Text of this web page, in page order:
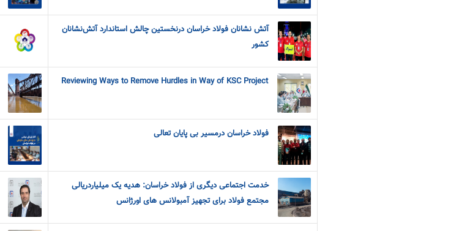
آتش نشانان فولاد خراسان درنخستین چالش استاندارد آتش‌نشانان
کشور
Reviewing Ways to Remove Hurdles in Way of KSC Project
فولاد خراسان درمسیر بی پایان تعالی
خدمت اجتماعی دیگری از فولاد خراسان: هدیه یک میلیاردریالی
مجتمع فولاد برای تجهیز آمبولانس های اورژانس